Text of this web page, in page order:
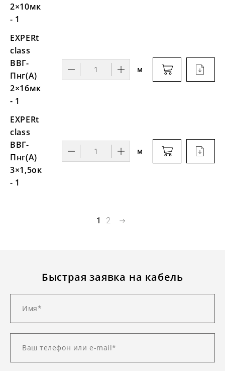
2×10мк
- 1
EXPERt
class
ВВГ-
Пнг(А)
2×16мк
- 1
м
EXPERt
class
ВВГ-
Пнг(А)
3×1,5ок
- 1
м
1 2
Быстрая заявка на кабель